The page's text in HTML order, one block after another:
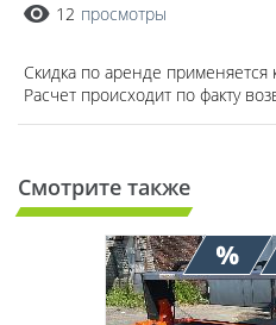
12 просмотры
Скидка по аренде применяется
Расчет происходит по факту
Смотрите также